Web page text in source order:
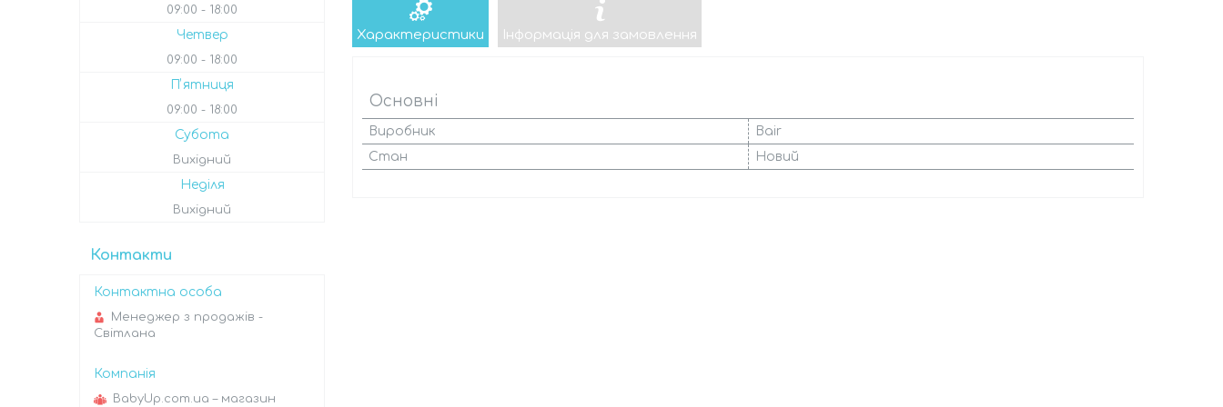
Характеристики Інформація для замовлення
Основні
Виробник
Bair
Стан
Новий
09:00 18:00
Четвер
09:00 18:00
Пʼятниця
09:00 18:00
Субота
Вихідний
Неділя
Вихідний
Контакти
Менеджер з продажів -
Світлана
BabyUp.com.ua – магазин